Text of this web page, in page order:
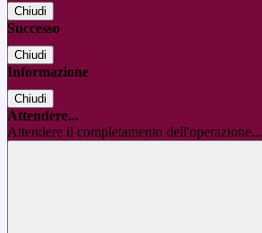
Chiudi
Successo
Chiudi
Informazione
Chiudi
Attendere...
Attendere il completamento dell'operazione...